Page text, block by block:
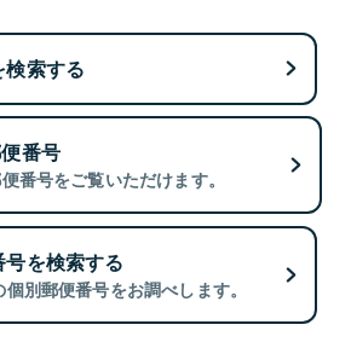
索する
番号
番号をご覧いただけます。
を検索する
別郵便番号をお調べします。